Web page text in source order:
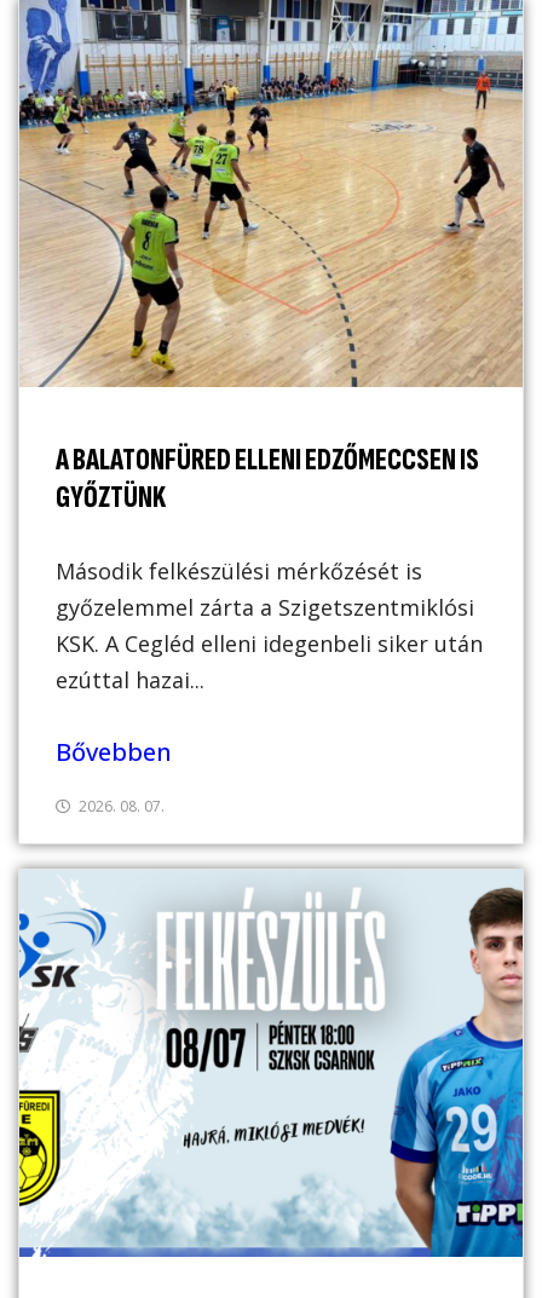
A BALATONFÜRED ELLENI EDZŐMECCSEN IS
GYŐZTÜNK
Második felkészülési mérkőzését is
győzelemmel zárta a Szigetszentmiklósi
KSK. A Cegléd elleni idegenbeli siker után
ezúttal hazai...
Bővebben
2026. 08. 07.